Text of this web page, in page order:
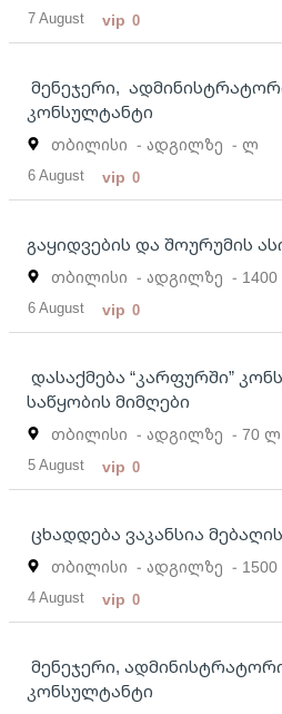
7 August vip 0
მენეჯერი,
კონსულტანტი
თბილისი - ადგილზე - ლ
6 August vip 0
გაყიდვების და შოურუმის
თბილისი - ადგილზე -
6 August vip 0
დასაქმება “კარფურში”
საწყობის მიმღები
თბილისი - ადგილზე - 70 ლ
5 August vip 0
ცხადდება ვაკანსია
თბილისი - ადგილზე -
4 August vip 0
მენეჯერი,
კონსულტანტი